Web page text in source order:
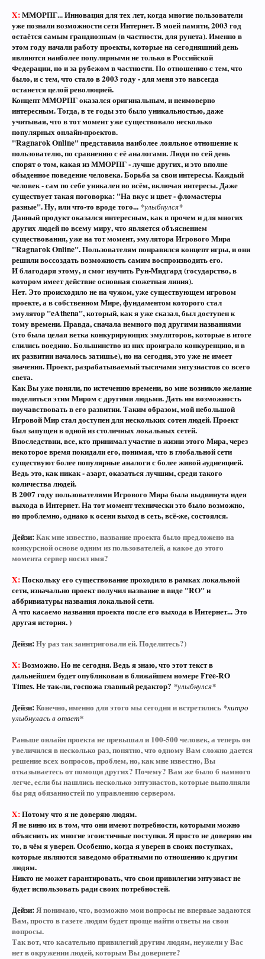
X:ММОРПГ... Инновация для тех лет, когда многие пользователи
уже познали возможности сети Интернет. В моей памяти, 2003 год
остаётся самым грандиозным (в частности, для рунета). Именно в
этом году начали работу проекты, которые на сегодняшний день
являются наиболее популярными не только в Российской
Федерации, но и за рубежом в частности. По отношению с тем, что
было, и с тем, что стало в 2003 году - для меня это навсегда
останется целой революцией.
Концепт ММОРПГ оказался оригинальным, и неимоверно
интересным. Тогда, в те годы это было уникальностью, даже
учитывая, что в тот момент уже существовало несколько
популярных онлайн-проектов.
"Ragnarok Online" представила наиболее лояльное отношение к
пользователю, по сравнению с её аналогами. Люди по сей день
спорят о том, какая из ММОРПГ - лучше других, и это вполне
обыденное поведение человека. Борьба за свои интересы. Каждый
человек - сам по себе уникален во всём, включая интересы. Даже
существует такая поговорка: "На вкус и цвет - фломастеры
разные". Ну, или что-то вроде того... *улыбнулся*
Данный продукт оказался интересным, как в прочем и для многих
других людей по всему миру, что является объяснением
существования, уже на тот момент, эмулятора Игрового Мира
"Ragnarok Online". Пользователям понравился концепт игры, и они
решили воссоздать возможность самим воспроизводить его.
И благодаря этому, я смог изучить Рун-Мидгард (государство, в
котором имеет действие основная сюжетная линия).
Нет. Это происходило не на чужом, уже существующем игровом
проекте, а в собственном Мире, фундаментом которого стал
эмулятор "eAthena", который, как я уже сказал, был доступен к
тому времени. Правда, сначала немного под другими названиями
(это была целая ветка конкурирующих эмуляторов, которые в итоге
слились воедино. Большинство из них проиграло конкуренцию, и в
их развитии началось затишье), но на сегодня, это уже не имеет
значения. Проект, разрабатываемый тысячами энтузиастов со всего
света.
Как Вы уже поняли, по истечению времени, во мне возникло желание
поделиться этим Миром с другими людьми. Дать им возможность
поучавствовать в его развитии. Таким образом, мой небольшой
Игровой Мир стал доступен для нескольких сотен людей. Проект
был запущен в одной из столичных локальных сетей.
Впоследствии, все, кто принимал участие в жизни этого Мира, через
некоторое время покидали его, понимая, что в глобальной сети
существуют более популярные аналоги с более живой аудиенцией.
Ведь это, как никак - азарт, оказаться лучшим, среди такого
количества людей.
В 2007 году пользователями Игрового Мира была выдвинута идея
выхода в Интернет. На тот момент технически это было возможно,
но проблемно, однако к осени выход в сеть, всё-же, состоялся.
Дейзи:Как мне известно, название проекта было предложено на
конкурсной основе одним из пользователей, а какое до этого
момента сервер носил имя?
X:Поскольку его существование проходило в рамках локальной
сети, изначально проект получил название в виде "RO" и
аббривиатуры названия локальной сети.
А что касаемо названия проекта после его выхода в Интернет... Это
другая история. )
Дейзи:Ну раз так заинтриговали ей. Поделитесь?)
X:Возможно. Но не сегодня. Ведь я знаю, что этот текст в
дальнейшем будет опубликован в ближайшем номере Free-RO
Times. Не так-ли, госпожа главный редактор? *улыбнулся*
Дейзи:Конечно, именно для этого мы сегодня и встретились *хитро
улыбнулась в ответ*
Раньше онлайн проекта не превышал и 100-500 человек, а теперь он
увеличился в несколько раз, понятно, что одному Вам сложно дается
решение всех вопросов, проблем, но, как мне известно, Вы
отказываетесь от помощи других? Почему? Вам же было б намного
легче, если бы нашлись несколько энтузиастов, которые выполняли
бы ряд обязанностей по управлению сервером.
X:Потому что я не доверяю людям.
Я не виню их в том, что они имеют потребности, которыми можно
объяснить их многие эгоистичные поступки. Я просто не доверяю им
то, в чём я уверен. Особенно, когда я уверен в своих поступках,
которые являются заведомо обратными по отношению к другим
людям.
Никто не может гарантировать, что свои привилегии энтузиаст не
будет использовать ради своих потребностей.
Дейзи:Я понимаю, что, возможно мои вопросы не впервые задаются
Вам, просто в газете людям будет проще найти ответы на свои
вопросы.
Так вот, что касательно привилегий другим людям, неужели у Вас
нет в окружении людей, которым Вы доверяете?